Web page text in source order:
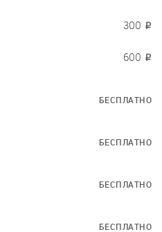
300 ₽
600 ₽
БЕСПЛАТНО
БЕСПЛАТНО
БЕСПЛАТНО
БЕСПЛАТНО